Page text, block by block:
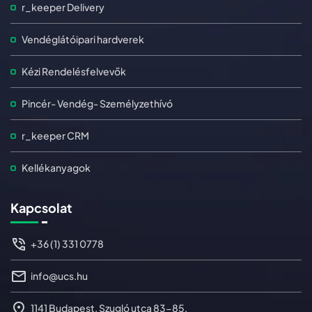
r_keeper Delivery
Vendéglátóipari hardverek
Kézi Rendelésfelvevők
Pincér- Vendég- Személyzethívó
r_keeper CRM
Kellékanyagok
Kapcsolat
+36 (1) 331 0778
info@ucs.hu
1141 Budapest, Szugló utca 83-85.